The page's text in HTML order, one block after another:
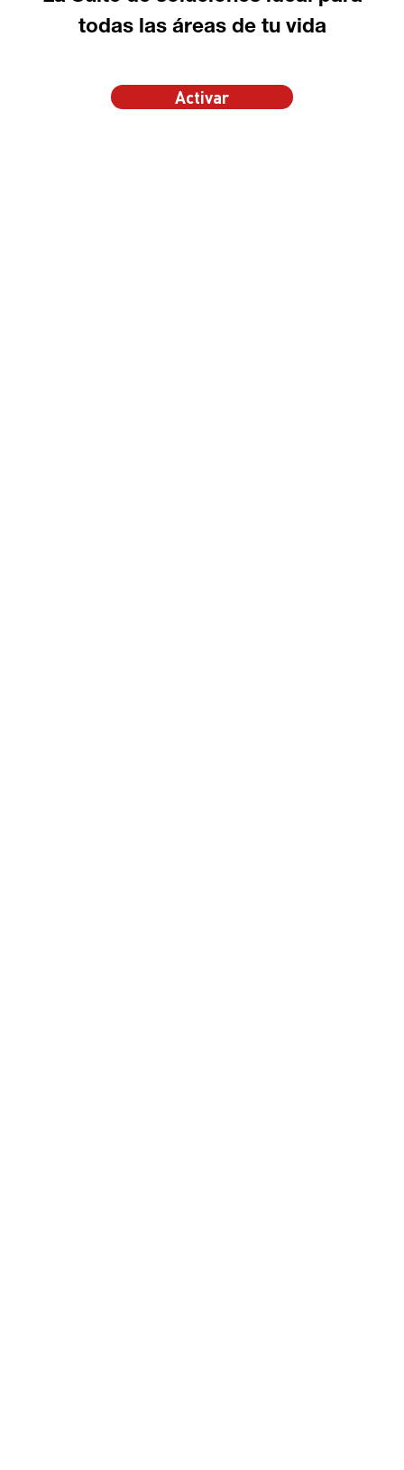
todas las áreas de tu vida
Activar